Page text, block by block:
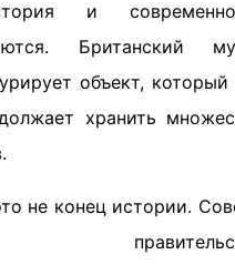
и
Британский
объект, который
хранить
не конец истории.